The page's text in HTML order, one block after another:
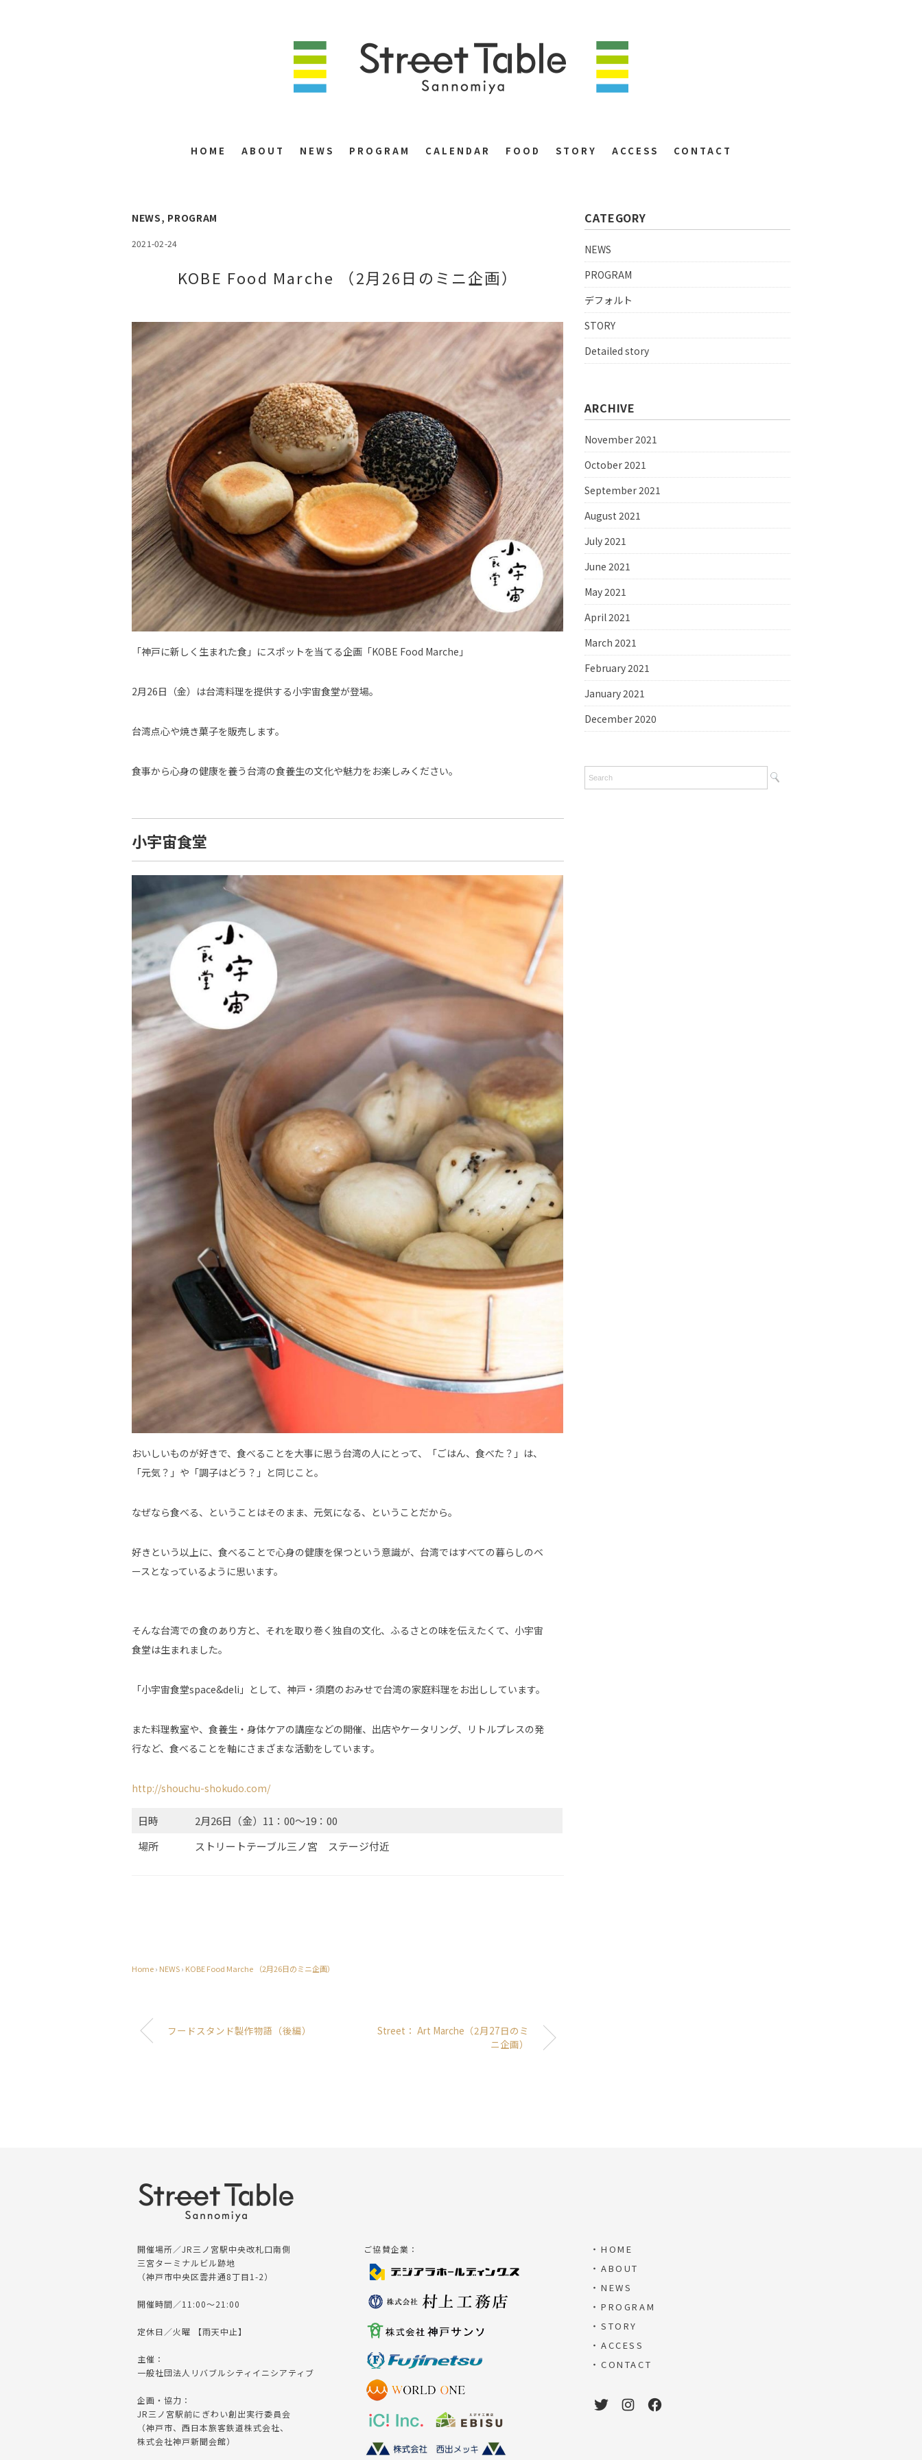
HOME ABOUT NEWS PROGRAM CALENDAR FOOD STORY ACCESS CONTACT
NEWS, PROGRAM
2021-02-24
KOBE Food Marche （2月26日のミニ企画）
「神戸に新しく生まれた食」にスポットを当てる企画「KOBE Food Marche」
2月26日（金）は台湾料理を提供する小宇宙食堂が登場。
台湾点心や焼き菓子を販売します。
食事から心身の健康を養う台湾の食養生の文化や魅力をお楽しみください。
小宇宙食堂
おいしいものが好きで、食べることを大事に思う台湾の人にとって、「ごはん、食べた？」は、
「元気？」や「調子はどう？」と同じこと。
なぜなら食べる、ということはそのまま、元気になる、ということだから。
好きという以上に、食べることで心身の健康を保つという意識が、台湾ではすべての暮らしのベ
ースとなっているように思います。
そんな台湾での食のあり方と、それを取り巻く独自の文化、ふるさとの味を伝えたくて、小宇宙
食堂は生まれました。
「小宇宙食堂space&deli」として、神戸・須磨のおみせで台湾の家庭料理をお出ししています。
また料理教室や、食養生・身体ケアの講座などの開催、出店やケータリング、リトルプレスの発
行など、食べることを軸にさまざまな活動をしています。
http://shouchu-shokudo.com/
日時
2月26日（金）11：00～19：00
場所
ストリートテーブル三ノ宮 ステージ付近
Home› NEWS› KOBE Food Marche （2月26日のミニ企画）
フードスタンド製作物語（後編）
Street： Art Marche（2月27日のミ
ニ企画）
CATEGORY
NEWS
PROGRAM
デフォルト
STORY
Detailed story
ARCHIVE
November 2021
October 2021
September 2021
August 2021
July 2021
June 2021
May 2021
April 2021
March 2021
February 2021
January 2021
December 2020
開催場所／JR三ノ宮駅中央改札口南側
三宮ターミナルビル跡地
（神戸市中央区雲井通8丁目1-2）
開催時間／11:00〜21:00
定休日／火曜 【雨天中止】
主催：
一般社団法人リバブルシティイニシアティブ
企画・協力：
JR三ノ宮駅前にぎわい創出実行委員会
（神戸市、西日本旅客鉄道株式会社、
株式会社神戸新聞会館）
ご協賛企業：
・HOME
・ABOUT
・NEWS
・PROGRAM
・STORY
・ACCESS
・CONTACT